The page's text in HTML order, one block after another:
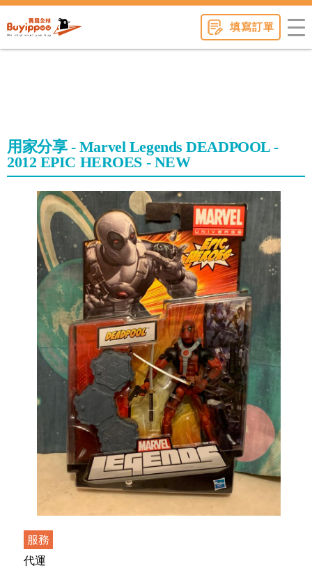
填寫訂單
用家分享 - Marvel Legends DEADPOOL -
2012 EPIC HEROES - NEW
服務
代運